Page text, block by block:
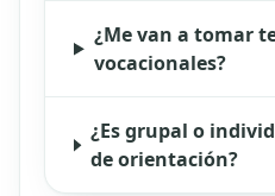
¿Me van a tomar
vocacionales?
¿Es grupal o
de orientación?